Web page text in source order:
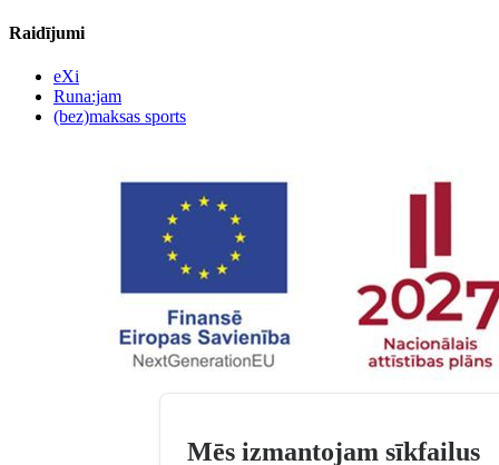
Raidījumi
eXi
Runa:jam
(bez)maksas sports
Mēs izmantojam sīkfailus